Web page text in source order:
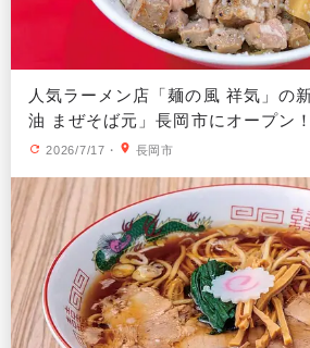
人気ラーメン店「麺の風 祥気」の
油 まぜそば元」長岡市にオープン！
2026/7/17 ・ 長岡市